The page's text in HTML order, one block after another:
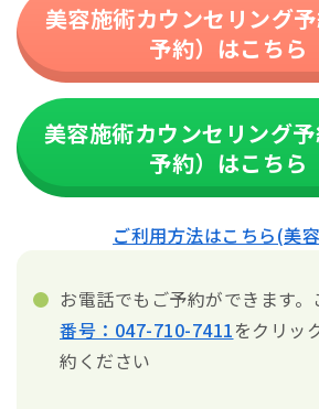
美容施術カウンセリング
予約）はこちら
美容施術カウンセリング
予約）はこちら
ご利用方法はこちら(美
お電話でもご予約ができます。
番号：047-710-7411をクリッ
約ください